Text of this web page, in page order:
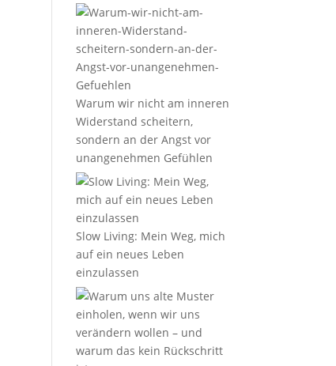
Warum wir nicht am inneren
Widerstand scheitern,
sondern an der Angst vor
unangenehmen Gefühlen
Slow Living: Mein Weg, mich
auf ein neues Leben
einzulassen